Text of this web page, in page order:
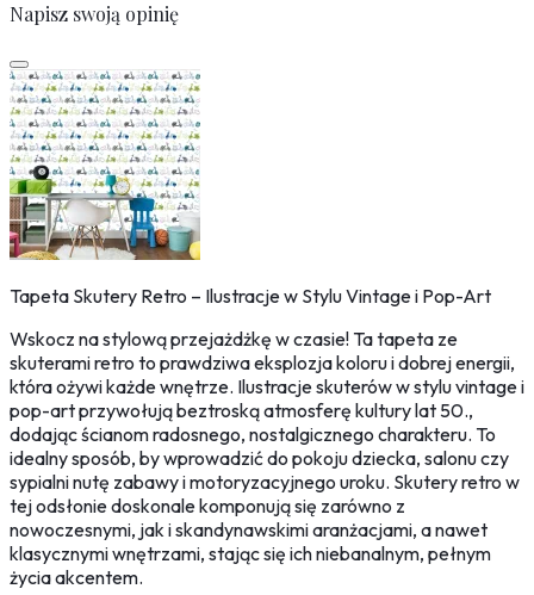
Napisz swoją opinię
Tapeta Skutery Retro – Ilustracje w Stylu Vintage i Pop-Art
Wskocz na stylową przejażdżkę w czasie! Ta tapeta ze
skuterami retro to prawdziwa eksplozja koloru i dobrej energii,
która ożywi każde wnętrze. Ilustracje skuterów w stylu vintage i
pop-art przywołują beztroską atmosferę kultury lat 50.,
dodając ścianom radosnego, nostalgicznego charakteru. To
idealny sposób, by wprowadzić do pokoju dziecka, salonu czy
sypialni nutę zabawy i motoryzacyjnego uroku. Skutery retro w
tej odsłonie doskonale komponują się zarówno z
nowoczesnymi, jak i skandynawskimi aranżacjami, a nawet
klasycznymi wnętrzami, stając się ich niebanalnym, pełnym
życia akcentem.